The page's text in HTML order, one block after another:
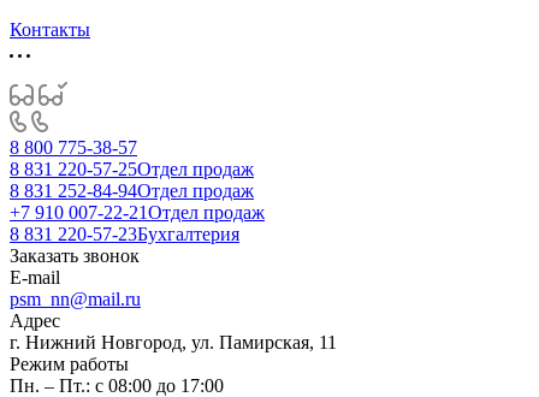
Контакты
8 800 775-38-57
8 831 220-57-25Отдел продаж
8 831 252-84-94Отдел продаж
+7 910 007-22-21Отдел продаж
8 831 220-57-23Бухгалтерия
Заказать звонок
E-mail
psm_nn@mail.ru
Адрес
г. Нижний Новгород, ул. Памирская, 11
Режим работы
Пн. – Пт.: с 08:00 до 17:00